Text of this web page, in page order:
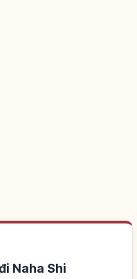
Naha Shi